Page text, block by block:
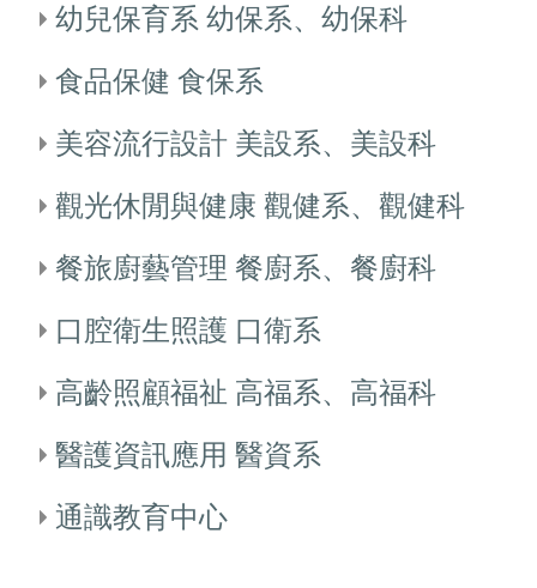
幼兒保育系 幼保系、幼保科
食品保健 食保系
美容流行設計 美設系、美設科
觀光休閒與健康 觀健系、觀健科
餐旅廚藝管理 餐廚系、餐廚科
口腔衛生照護 口衛系
高齡照顧福祉 高福系、高福科
醫護資訊應用 醫資系
通識教育中心